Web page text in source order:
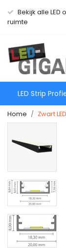
Bekijk alle LED
ruimte
LED Strip
Home Zwart